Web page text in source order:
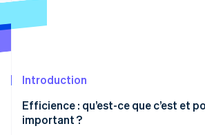
Radar
Constitution de start-up
Élimination du carbone
Stripe App Marketplace
Introduction
Efficience : qu’est-ce que c’est et
important ?